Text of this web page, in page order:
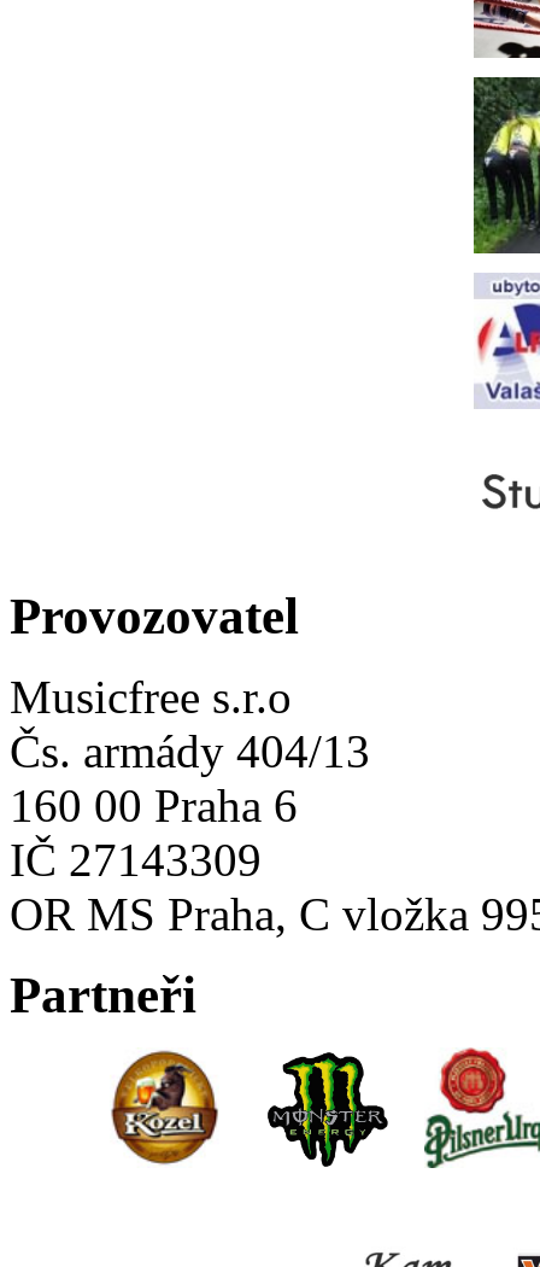
Provozovatel
Musicfree s.r.o
Čs. armády 404/13
160 00 Praha 6
IČ 27143309
OR MS Praha, C vložka
Partneři